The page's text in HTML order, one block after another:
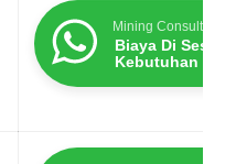
Mining Consultants
Biaya Di
Kebutuhan